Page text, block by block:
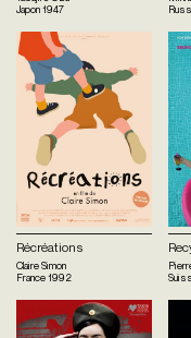
Japon1947
Récréations
Claire Simon
France1992